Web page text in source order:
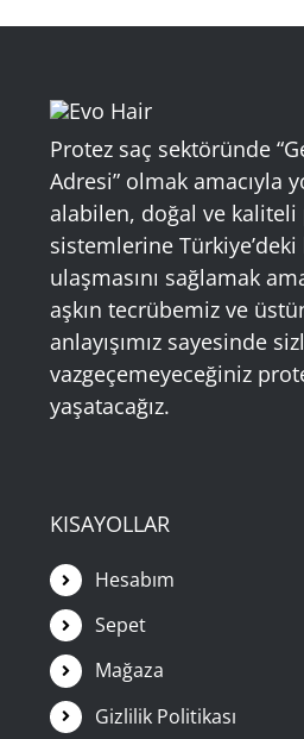
Protez saç sektöründe
Adresi” olmak amacıyla
alabilen, doğal ve kaliteli
sistemlerine
ulaşmasını sağlamak
aşkın tecrübemiz ve
anlayışımız sayesinde
vazgeçemeyeceğiniz
yaşatacağız.
KISAYOLLAR
Hesabım
Sepet
Mağaza
Gizlilik Politikası